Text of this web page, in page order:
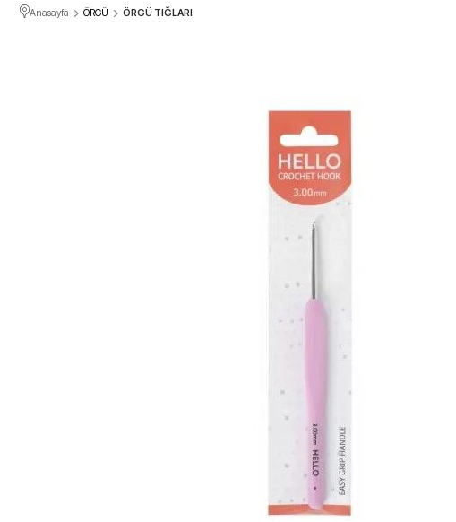
Anasayfa ÖRGÜ ÖRGÜ TIĞLARI